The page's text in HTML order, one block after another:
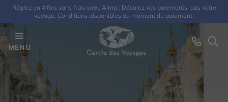
Réglez en 4 fois sans frais avec Alma : Décalez vos paiements, pas votre
voyage. Conditions disponibles au moment du paiement.
MENU